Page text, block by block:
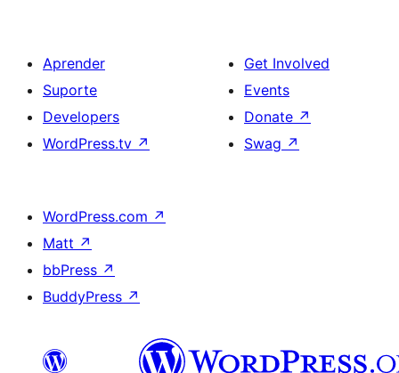
Aprender
Suporte
Developers
WordPress.tv ↗
Get Involved
Events
Donate ↗
Swag ↗
WordPress.com ↗
Matt ↗
bbPress ↗
BuddyPress ↗